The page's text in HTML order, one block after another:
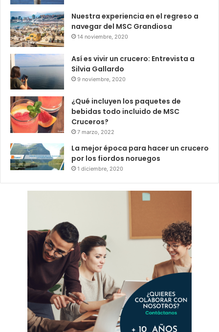
Nuestra experiencia en el regreso a
navegar del MSC Grandiosa
14 noviembre, 2020
Así es vivir un crucero: Entrevista a
Silvia Gallardo
9 noviembre, 2020
¿Qué incluyen los paquetes de
bebidas todo incluido de MSC
Cruceros?
7 marzo, 2022
La mejor época para hacer un crucero
por los fiordos noruegos
1 diciembre, 2020